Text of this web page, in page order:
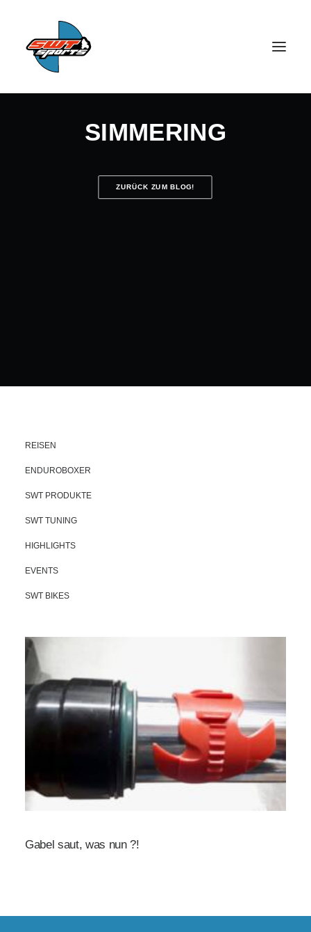
SEARCH
SIMMERING
ZURÜCK ZUM BLOG!
REISEN
ENDUROBOXER
SWT PRODUKTE
SWT TUNING
HIGHLIGHTS
EVENTS
SWT BIKES
Gabel saut, was nun ?!